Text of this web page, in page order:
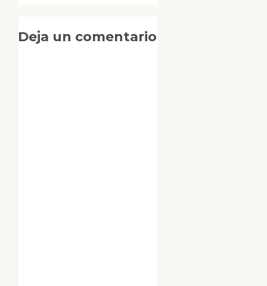
Deja un comentario